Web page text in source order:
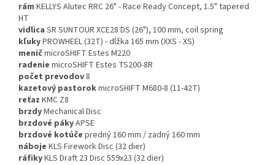
rám KELLYS Alutec RRC 26" - Race Ready Concept, 1.5" tapered
HT
vidlica SR SUNTOUR XCE28 DS (26"), 100 mm, coil spring
kľukyPROWHEEL (32T) - dĺžka 165 mm (XXS - XS)
meničmicroSHIFT Estes M220
radenie microSHIFT Estes TS200-8R
počet prevodov8
kazetový pastorokmicroSHIFT M680-8 (11-42T)
reťaz KMC Z8
brzdyMechanical Disc
brzdové pákyAPSE
brzdové kotúče predný 160 mm / zadný 160 mm
náboje KLS Firework Disc (32 dier)
ráfikyKLS Draft 23 Disc 559x23 (32 dier)